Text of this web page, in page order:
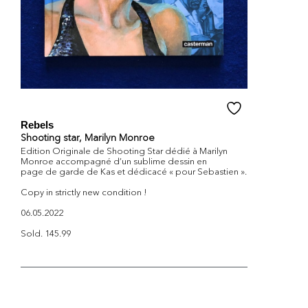
Rebels
Shooting star, Marilyn Monroe
Edition Originale de Shooting Star dédié à Marilyn
Monroe accompagné d’un sublime dessin en
page de garde de Kas et dédicacé « pour Sebastien ».
Copy in strictly new condition !
06.05.2022
Sold. 145.99